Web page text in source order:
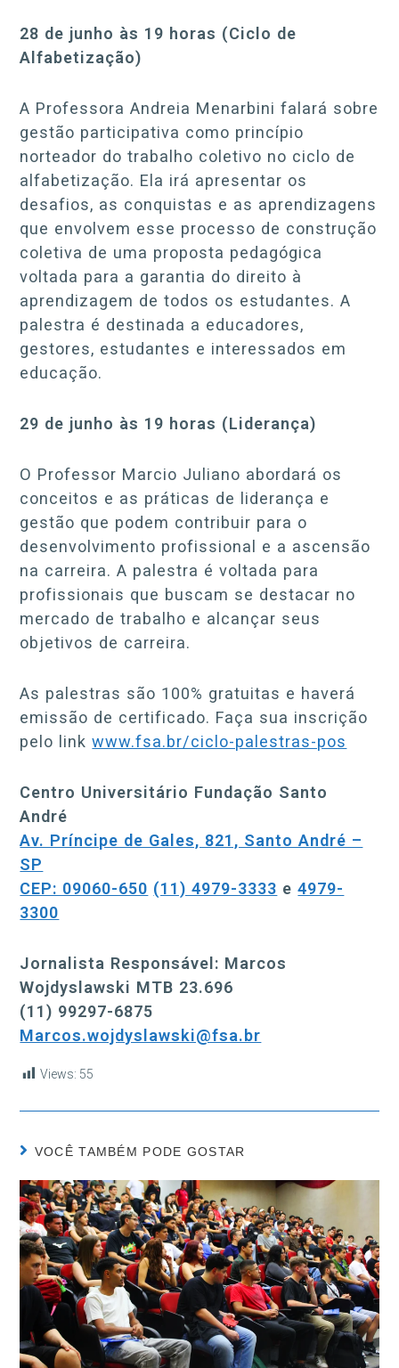
28 de junho às 19 horas (Ciclo de
Alfabetização)
A Professora Andreia Menarbini falará sobre
gestão participativa como princípio
norteador do trabalho coletivo no ciclo de
alfabetização. Ela irá apresentar os
desafios, as conquistas e as aprendizagens
que envolvem esse processo de construção
coletiva de uma proposta pedagógica
voltada para a garantia do direito à
aprendizagem de todos os estudantes. A
palestra é destinada a educadores,
gestores, estudantes e interessados em
educação.
29 de junho às 19 horas (Liderança)
O Professor Marcio Juliano abordará os
conceitos e as práticas de liderança e
gestão que podem contribuir para o
desenvolvimento profissional e a ascensão
na carreira. A palestra é voltada para
profissionais que buscam se destacar no
mercado de trabalho e alcançar seus
objetivos de carreira.
As palestras são 100% gratuitas e haverá
emissão de certificado. Faça sua inscrição
pelo linkwww.fsa.br/ciclo-palestras-pos
Centro Universitário Fundação Santo
André
Av. Príncipe de Gales, 821, Santo André –
SP
CEP: 09060-650 (11) 4979-3333 e4979-
3300
Jornalista Responsável: Marcos
Wojdyslawski MTB 23.696
(11) 99297-6875
Marcos.wojdyslawski@fsa.br
Views: 55
VOCÊ TAMBÉM PODE GOSTAR